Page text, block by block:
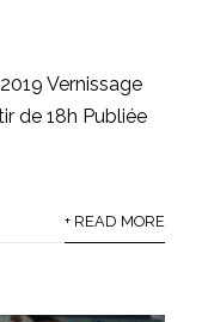
Vernissage
de 18h Publiée
+ READ MORE